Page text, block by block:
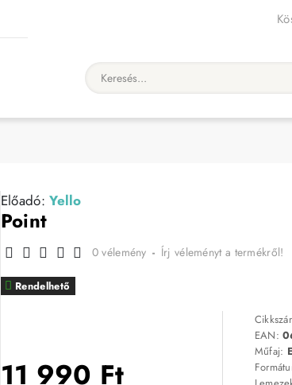
Keresés...
Előadó:Yello
Point
Rendelhető
0 vélemény - Írj véleményt a termékről!
11 990 Ft
EAN:
Műfaj: